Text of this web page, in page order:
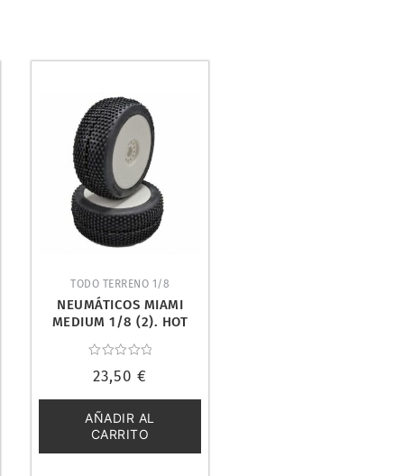
TODO TERRENO 1/8
NEUMÁTICOS MIAMI
MEDIUM 1/8 (2). HOT
con
de
5
23,50€
AÑADIR AL
CARRITO